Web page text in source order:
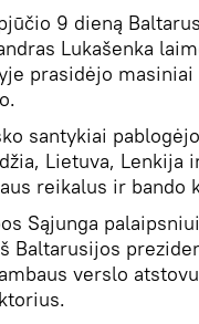
9 dieną
Lukašenka
prasidėjo
santykiai
Lietuva, Lenkija
reikalus ir bando
Sąjunga
Baltarusijos
verslo